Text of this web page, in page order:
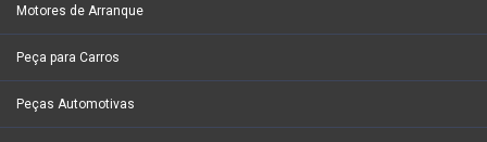
Motores de Arranque
Peça para Carros
Peças Automotivas